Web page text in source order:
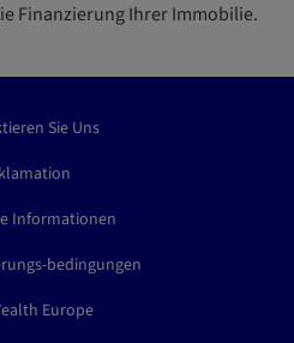
Finanzierung Ihrer Immobilie.
Sie Uns
Informationen
bedingungen
Europe